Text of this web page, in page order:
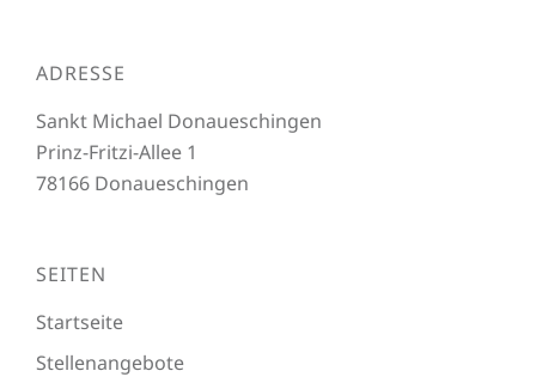
ADRESSE
Sankt Michael Donaueschingen
Prinz-Fritzi-Allee 1
78166 Donaueschingen
SEITEN
Startseite
Stellenangebote